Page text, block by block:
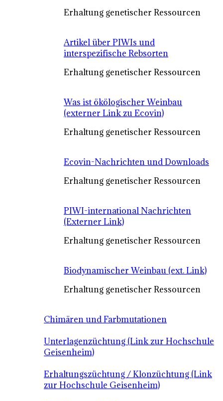
Erhaltung genetischer Ressourcen
Artikel über PIWIs und
interspezifische Rebsorten
Erhaltung genetischer Ressourcen
Was ist ökölogischer Weinbau
(externer Link zu Ecovin)
Erhaltung genetischer Ressourcen
Ecovin-Nachrichten und Downloads
Erhaltung genetischer Ressourcen
PIWI-international Nachrichten
(Externer Link)
Erhaltung genetischer Ressourcen
Biodynamischer Weinbau (ext. Link)
Erhaltung genetischer Ressourcen
Chimären und Farbmutationen
Unterlagenzüchtung (Link zur Hochschule
Geisenheim)
Erhaltungszüchtung / Klonzüchtung (Link
zur Hochschule Geisenheim)